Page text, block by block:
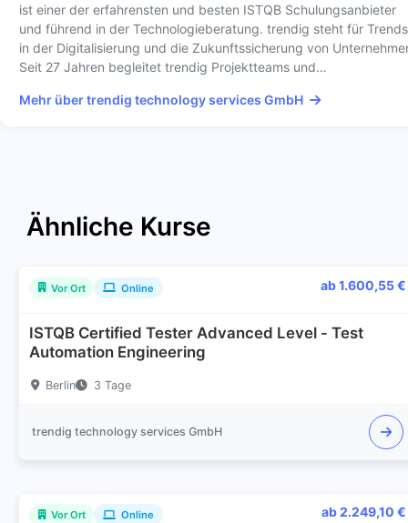
ist einer der erfahrensten und besten ISTQB Schulungsanbieter
und führend in der Technologieberatung. trendig steht für Trends
in der Digitalisierung und die Zukunftssicherung von
Seit 27 Jahren begleitet trendig Projektteams und…
Mehr über trendig technology services GmbH
Ähnliche Kurse
Vor Ort Online ab 1.600,55 €
ISTQB Certified Tester Advanced Level - Test
Automation Engineering
Berlin 3 Tage
trendig technology services GmbH
Vor Ort Online ab 2.249,10 €